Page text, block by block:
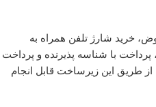
خرید شارژ تلفن همراه به
با شناسه پذیرنده و پرداخت
طریق این زیرساخت قابل انجام